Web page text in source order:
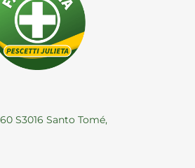
S3016 Santo Tomé,